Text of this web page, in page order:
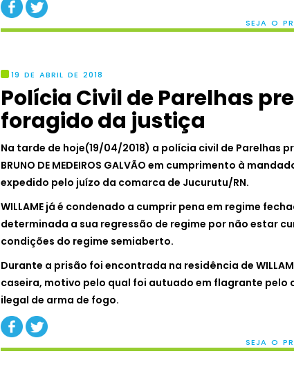
SEJA O
19 DE ABRIL DE 2018
Polícia Civil de Parelhas
foragido da justiça
Na tarde de hoje(19/04/2018) a polícia civil de Parelhas
BRUNO DE MEDEIROS GALVÃO em cumprimento à
expedido pelo juízo da comarca de Jucurutu/RN.
WILLAME já é condenado a cumprir pena em regime
determinada a sua regressão de regime por não estar
condições do regime semiaberto.
Durante a prisão foi encontrada na residência de
caseira, motivo pelo qual foi autuado em flagrante pelo
ilegal de arma de fogo.
SEJA O